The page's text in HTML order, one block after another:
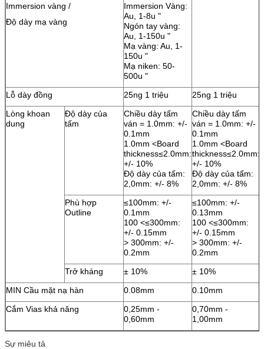
Immersion vàng /
Độ dày mạ vàng
Immersion Vàng:
Au, 1-8u "
Ngón tay vàng:
Au, 1-150u "
Mạ vàng: Au, 1-
150u "
Mạ niken: 50-
500u "
Lỗ dày đồng
25ng 1 triệu
25ng 1 triệu
Lòng khoan
dung
Độ dày của
tấm
Chiều dày tấm
ván = 1.0mm: +/-
0.1mm
1.0mm <Board
thickness≤2.0mm:
+/- 10%
Độ dày của tấm:
2,0mm: +/- 8%
Chiều dày tấm
ván = 1.0mm: +/-
0.1mm
1.0mm <Board
thickness≤2.0mm:
+/- 10%
Độ dày của tấm:
2,0mm: +/- 8%
Phù hợp
Outline
≤100mm: +/-
0.1mm
100 <≤300mm:
+/- 0.15mm
> 300mm: +/-
0.2mm
≤100mm: +/-
0.13mm
100 <≤300mm:
+/- 0.15mm
> 300mm: +/-
0.2mm
Trở kháng
± 10%
± 10%
MIN Cầu mặt nạ hàn
0.08mm
0.10mm
Cắm Vias khả năng
0,25mm -
0,60mm
0,70mm -
1,00mm
Sự miêu tả